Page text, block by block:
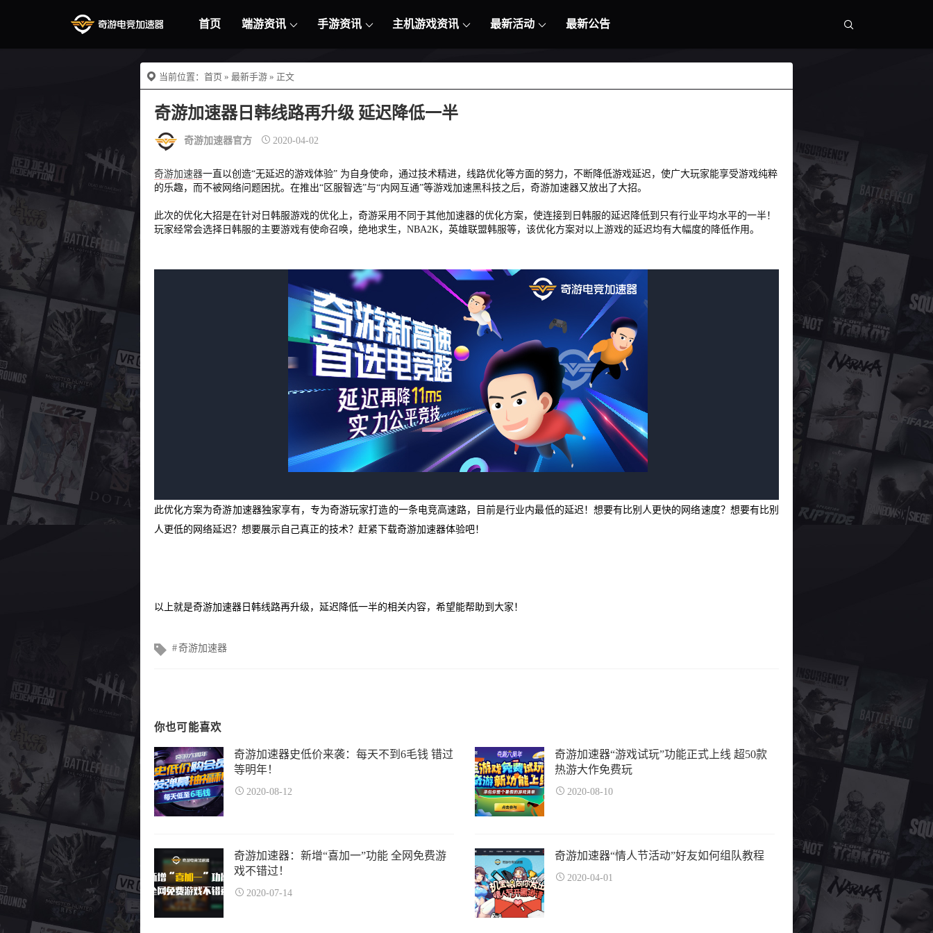
首页 端游资讯 手游资讯 主机游戏资讯 最新活动 最新公告
当前位置： 首页 » 最新手游 » 正文
奇游加速器日韩线路再升级 延迟降低一半
奇游加速器官方 2020-04-02
奇游加速器一直以创造“无延迟的游戏体验” 为自身使命，通过技术精进，线路优化等方面的努力，不断降低游戏延迟，使广大玩家能享受游戏纯粹
的乐趣，而不被网络问题困扰。在推出“区服智选”与“内网互通”等游戏加速黑科技之后，奇游加速器又放出了大招。
此次的优化大招是在针对日韩服游戏的优化上，奇游采用不同于其他加速器的优化方案，使连接到日韩服的延迟降低到只有行业平均水平的一半！
玩家经常会选择日韩服的主要游戏有使命召唤，绝地求生，NBA2K，英雄联盟韩服等，该优化方案对以上游戏的延迟均有大幅度的降低作用。
此优化方案为奇游加速器独家享有，专为奇游玩家打造的一条电竞高速路，目前是行业内最低的延迟！想要有比别人更快的网络速度？想要有比别
人更低的网络延迟？想要展示自己真正的技术？赶紧下载奇游加速器体验吧！
以上就是奇游加速器日韩线路再升级，延迟降低一半的相关内容，希望能帮助到大家！
文奇游加速器
你也可能喜欢
奇游加速器史低价来袭：每天不到6毛钱 错过
等明年！
2020-08-12
奇游加速器“游戏试玩”功能正式上线 超50款
热游大作免费玩
2020-08-10
奇游加速器：新增“喜加一”功能 全网免费游
戏不错过！
2020-07-14
奇游加速器“情人节活动”好友如何组队教程
2020-04-01